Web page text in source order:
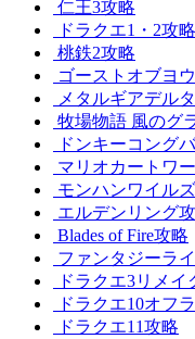
仁王3攻略
ドラクエ1・2攻略
桃鉄2攻略
ゴーストオブヨ
メタルギアデル
牧場物語 風のグ
ドンキーコング
マリオカートワ
モンハンワイル
エルデンリング
Blades of Fire攻略
ファンタジーラ
ドラクエ3リメイ
ドラクエ10オフ
ドラクエ11攻略